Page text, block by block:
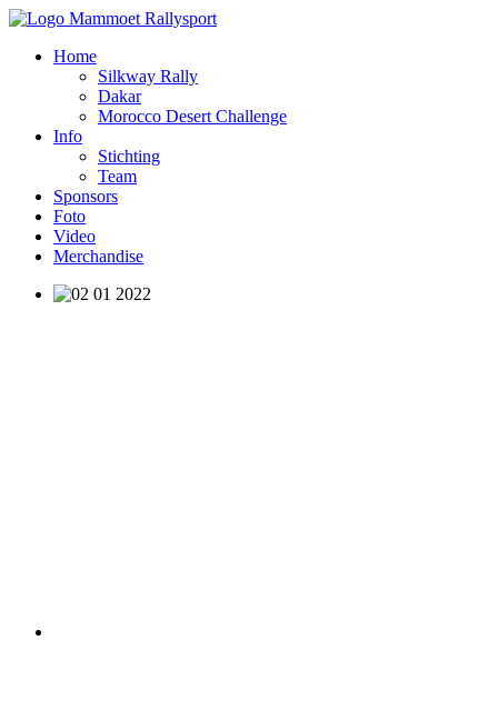
Home
Silkway Rally
Dakar
Morocco Desert Challenge
Info
Stichting
Team
Sponsors
Foto
Video
Merchandise